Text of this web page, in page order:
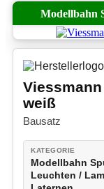
Modellbahn
weiß
Bausatz
KATEGORIE
Modellbahn
Leuchten /